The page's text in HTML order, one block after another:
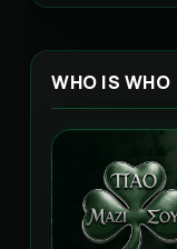
WHO IS WHO